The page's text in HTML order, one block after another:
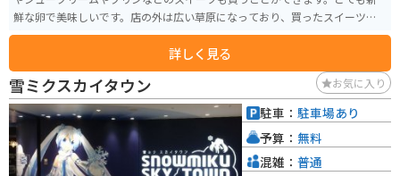
鮮な卵で美味しいです。店の外は広い草原になっており、買ったスイーツや
飲み物を外のテーブルで楽しむこともできます。ニワトリ小屋もあるので、
詳しく見る
雪ミクスカイタウン お気に入り
駐車： 駐車場あり
予算： 無料
混雑： 普通